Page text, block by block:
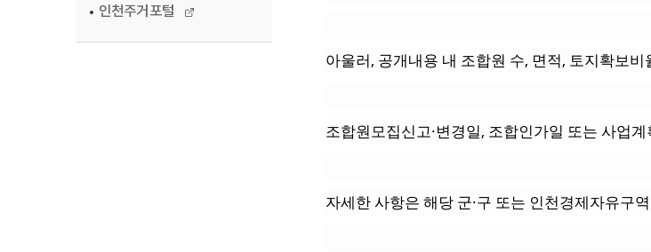
인천주거포털
아울러, 공개내용 내 조합원 수, 면적, 토지확보
조합원모집신고·변경일, 조합인가일 또는 사업
자세한 사항은 해당 군·구 또는 인천경제자유구